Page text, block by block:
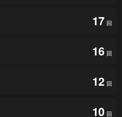
17 回
16 回
12 回
10 回